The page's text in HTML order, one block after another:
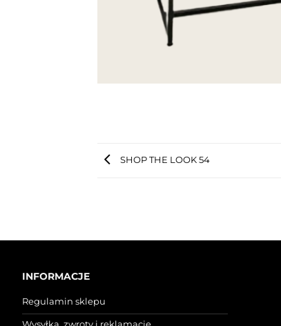
SHOP THE LOOK 54
INFORMACJE
Regulamin sklepu
Wysyłka, zwroty i reklamacje